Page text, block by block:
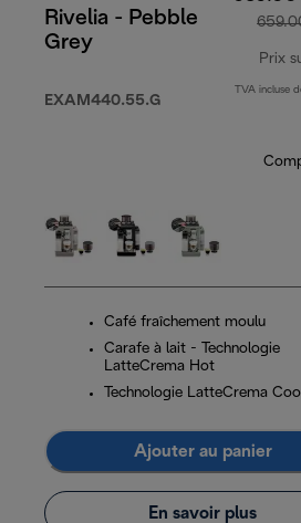
Rivelia - Pebble
Grey
EXAM440.55.G
Prix
TVA incluse
Café fraîchement moulu
Carafe à lait - Technologie
LatteCrema Hot
Technologie LatteCrema
Ajouter au panier
En savoir plus